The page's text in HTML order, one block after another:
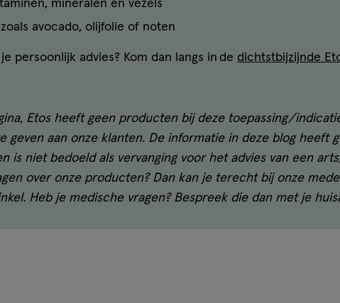
mineralen en vezels
avocado, olijfolie of noten
persoonlijk advies? Kom dan langs in de dichtstbijzijnde
Etos heeft geen producten bij deze toepassing/
geven aan onze klanten. De informatie in deze blog heeft
is niet bedoeld als vervanging voor het advies van een
over onze producten? Dan kan je terecht bij onze
Heb je medische vragen? Bespreek die dan met je